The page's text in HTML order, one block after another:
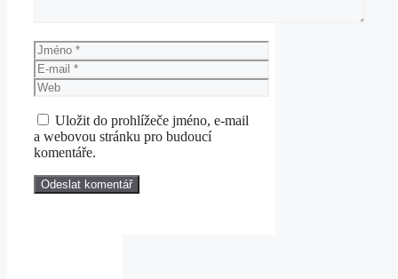
Jméno
E-
mail
Web
Uložit do prohlížeče jméno, e-mail
a webovou stránku pro budoucí
komentáře.